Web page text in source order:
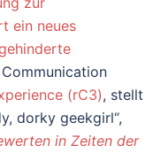
ein neues
(rC3), stellt
dorky geekgirl“,
in Zeiten der